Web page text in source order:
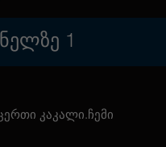
1
კაკალი.ჩემი